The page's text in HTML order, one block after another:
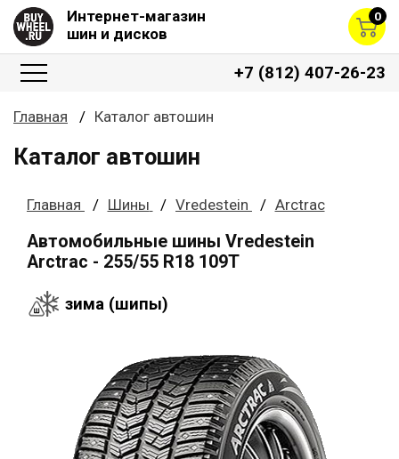
Интернет-магазин
шин и дисков
0
+7 (812) 407-26-23
Главная Каталог автошин
Каталог автошин
Главная Шины Vredestein Arctrac
Автомобильные шины Vredestein
Arctrac - 255/55 R18 109T
зима (шипы)